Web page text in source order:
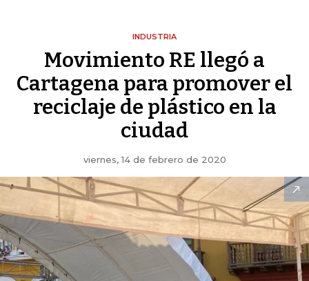
INDUSTRIA
Movimiento RE llegó a
Cartagena para promover el
reciclaje de plástico en la
ciudad
viernes, 14 de febrero de 2020